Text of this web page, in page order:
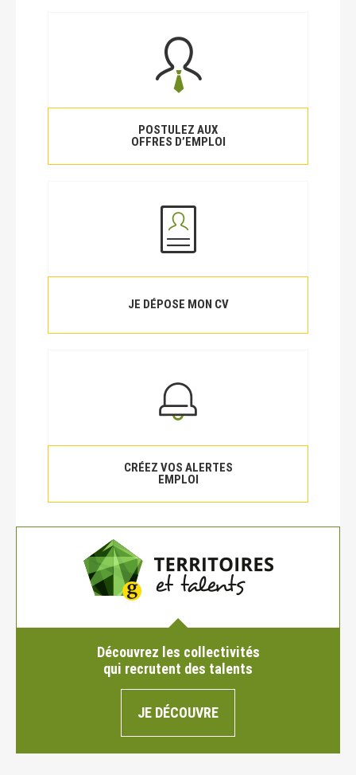
POSTULEZ AUX
OFFRES D’EMPLOI
JE DÉPOSE MON CV
CRÉEZ VOS ALERTES
EMPLOI
Découvrez les collectivités
qui recrutent des talents
JE DÉCOUVRE